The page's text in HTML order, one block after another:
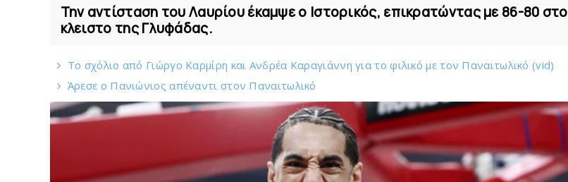
Την αντίσταση του Λαυρίου έκαμψε ο Ιστορικός, επικρατώντας με 86-80 στο
κλειστο της Γλυφάδας.
Το σχόλιο από Γιώργο Καρμίρη και Ανδρέα Καραγιάννη για το φιλικό με τoν Παναιτωλικό (vid)
Άρεσε ο Πανιώνιος απέναντι στoν Παναιτωλικό